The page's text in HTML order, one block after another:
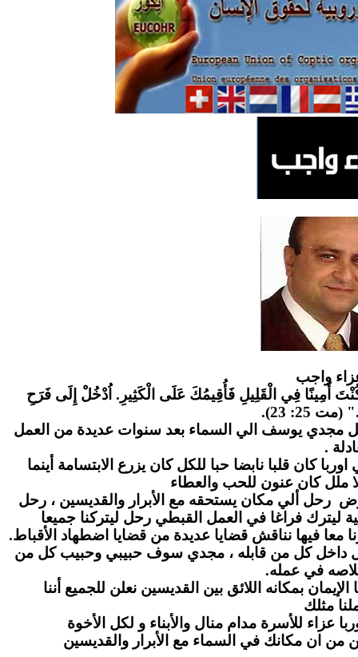
واجب
أَمِينًا فِي الْقَلِيلِ فَأُقِيمُكَ عَلَى الْكَثِيرِ. اُدْخُلْ إِلَى فَرَحِ
25: 23).
مجدي يوسف الي السماء بعد سنوات عديدة من العمل
.
كان قلبا نابضا حبا للكل كان يزرع الابتسامة أينما
ملل كان عنون للحب والعطاء
رحل ألي مكان يستحقه مع الأبرار والقديسين ، رحل
ليترك فراغا في العمل القبطي رحل ليتركنا جميعا
فيها نناقش قضايا عديدة من قضايا اضطهاد الأقباط.
داخل كل من قابله ، مجدي سوف حبيبي وحبيب كل من
في عمله.
بمكانه اللائق بين القديسين نعلن للجميع أننا
مثلك
عزاء للأسرة مدام منال والأبناء و لكل الأخوة
من ان مكانك في السماء مع الأبرار والقديسين